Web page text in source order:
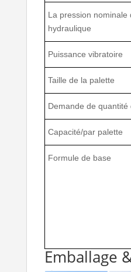
La pression nominale
hydraulique
Puissance vibratoire
Taille de la palette
Demande de quantité
Capacité/par palette
Formule de base
Emballage